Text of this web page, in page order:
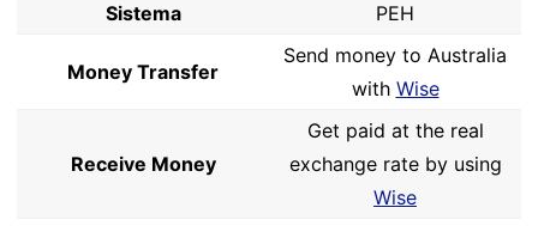
Sistema
PEH
Money Transfer
Send money to Australia
with Wise
Receive Money
Get paid at the real
exchange rate by using
Wise